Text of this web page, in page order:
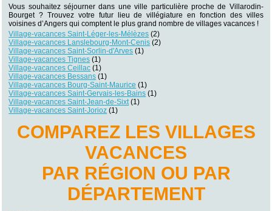
Vous souhaitez séjourner dans une ville particulière proche de Villarodin-
Bourget ? Trouvez votre futur lieu de villégiature en fonction des villes
voisines d’Angers qui comptent le plus grand nombre de villages vacances !
Village-vacances Saint-Léger-les-Mélèzes (2)
Village-vacances Lanslebourg-Mont-Cenis (2)
Village-vacances Saint-Sorlin-d'Arves (1)
Village-vacances Tignes (1)
Village-vacances Ceillac (1)
Village-vacances Bessans (1)
Village-vacances Bourg-Saint-Maurice (1)
Village-vacances Saint-Gervais-les-Bains (1)
Village-vacances Saint-Jean-de-Sixt(1)
Village-vacances Saint-Jorioz (1)
COMPAREZ LES VILLAGES
VACANCES
PAR RÉGION OU PAR
DÉPARTEMENT